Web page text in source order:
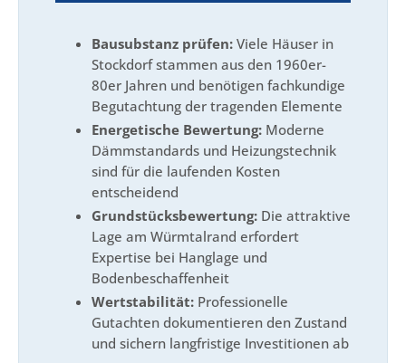
Bausubstanz prüfen:Viele Häuser in
Stockdorf stammen aus den 1960er-
80er Jahren und benötigen fachkundige
Begutachtung der tragenden Elemente
Energetische Bewertung: Moderne
Dämmstandards und Heizungstechnik
sind für die laufenden Kosten
entscheidend
Grundstücksbewertung: Die attraktive
Lage am Würmtalrand erfordert
Expertise bei Hanglage und
Bodenbeschaffenheit
Wertstabilität: Professionelle
Gutachten dokumentieren den Zustand
und sichern langfristige Investitionen ab